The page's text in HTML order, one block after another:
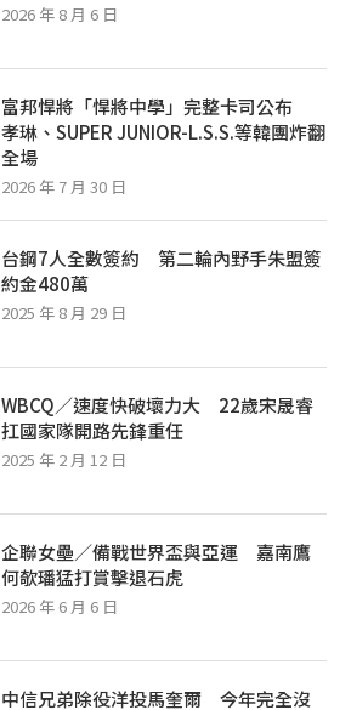
2026 年 8 月 6 日
富邦悍將「悍將中學」完整卡司公布
孝琳、SUPER JUNIOR-L.S.S.等韓團炸翻
全場
2026 年 7 月 30 日
台鋼7人全數簽約 第二輪內野手朱盟簽
約金480萬
2025 年 8 月 29 日
WBCQ／速度快破壞力大 22歲宋晟睿
扛國家隊開路先鋒重任
2025 年 2 月 12 日
企聯女壘／備戰世界盃與亞運 嘉南鷹
何欹璠猛打賞擊退石虎
2026 年 6 月 6 日
中信兄弟除役洋投馬奎爾 今年完全沒